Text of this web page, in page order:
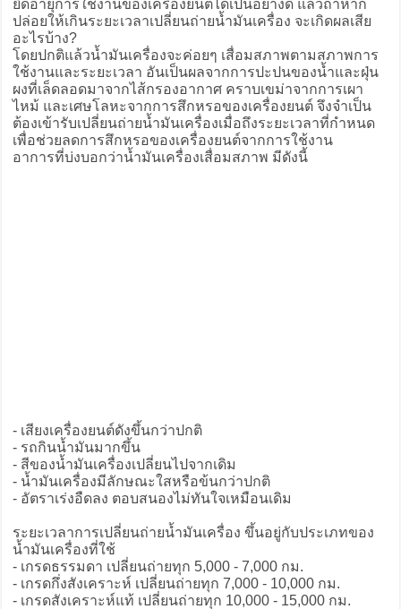
ยืดอายุการใช้งานของเครื่องยนต์ได้เป็นอย่างดี แล้วถ้าหาก
ปล่อยให้เกินระยะเวลาเปลี่ยนถ่ายน้ำมันเครื่อง จะเกิดผลเสีย
อะไรบ้าง?
โดยปกติแล้วน้ำมันเครื่องจะค่อยๆ เสื่อมสภาพตามสภาพการ
ใช้งานและระยะเวลา อันเป็นผลจากการปะปนของน้ำและฝุ่น
ผงที่เล็ดลอดมาจากไส้กรองอากาศ คราบเขม่าจากการเผา
ไหม้ และเศษโลหะจากการสึกหรอของเครื่องยนต์ จึงจำเป็น
ต้องเข้ารับเปลี่ยนถ่ายน้ำมันเครื่องเมื่อถึงระยะเวลาที่กำหนด
เพื่อช่วยลดการสึกหรอของเครื่องยนต์จากการใช้งาน
อาการที่บ่งบอกว่าน้ำมันเครื่องเสื่อมสภาพ มีดังนี้
- เสียงเครื่องยนต์ดังขึ้นกว่าปกติ
- รถกินน้ำมันมากขึ้น
- สีของน้ำมันเครื่องเปลี่ยนไปจากเดิม
- น้ำมันเครื่องมีลักษณะใสหรือข้นกว่าปกติ
- อัตราเร่งอืดลง ตอบสนองไม่ทันใจเหมือนเดิม
ระยะเวลาการเปลี่ยนถ่ายน้ำมันเครื่อง ขึ้นอยู่กับประเภทของ
น้ำมันเครื่องที่ใช้
- เกรดธรรมดา เปลี่ยนถ่ายทุก 5,000 - 7,000 กม.
- เกรดกึ่งสังเคราะห์ เปลี่ยนถ่ายทุก 7,000 - 10,000 กม.
- เกรดสังเคราะห์แท้ เปลี่ยนถ่ายทุก 10,000 - 15,000 กม.